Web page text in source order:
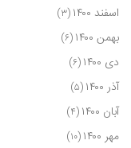
اسفند ۱۴۰۰ (۳)
بهمن ۱۴۰۰ (۶)
دی ۱۴۰۰ (۶)
آذر ۱۴۰۰ (۵)
آبان ۱۴۰۰ (۴)
مهر ۱۴۰۰ (۱۰)